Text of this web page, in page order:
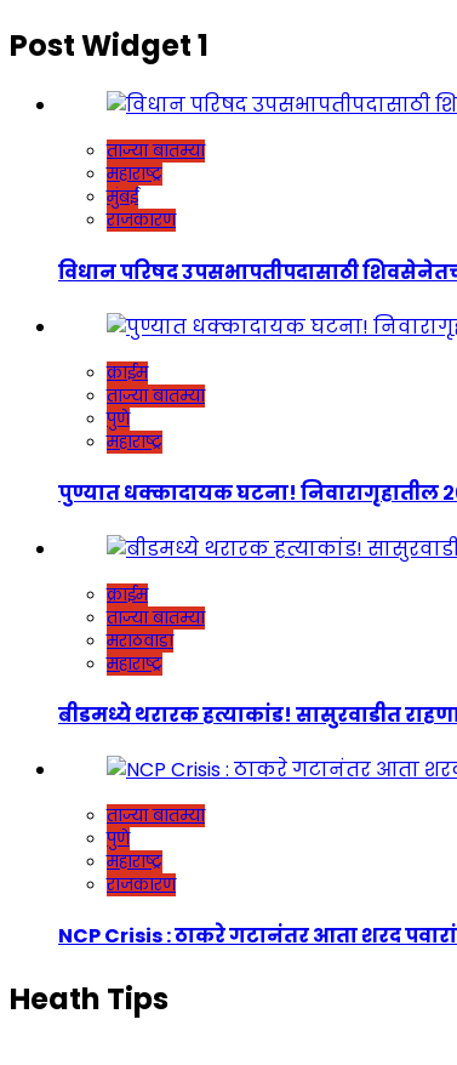
Post Widget 1
ताज्या बातम्या
महाराष्ट्र
मुंबई
राजकारण
विधान परिषद उपसभापतीपदासाठी
क्राईम
ताज्या बातम्या
पुणे
महाराष्ट्र
पुण्यात धक्कादायक घटना! निवारागृहातील
क्राईम
ताज्या बातम्या
मराठवाडा
महाराष्ट्र
बीडमध्ये थरारक हत्याकांड! सासुरवाडीत
ताज्या बातम्या
पुणे
महाराष्ट्र
राजकारण
NCP Crisis : ठाकरे गटानंतर आता शरद
Heath Tips